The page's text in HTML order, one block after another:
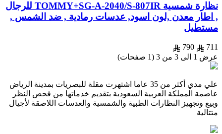
نظارة شمسية TOMMY+SG-A-2040/S-807IR للرجال
, اطار معدن ,لون اسود, عدسات رمادية , ضد الشمس ,
مستطيل
711
790
عرض 1 الى 3 من 3 (1 صفحات)
علي مدي أكثر من 35 عاما اشتهرت مقلة للبصريات بمدينة الرياض
عاصمة المملكة العربية السعودية بتقديم خدماتها من فحص النظر
وبيع وتجهيز النظارات الطبية والشمسية والعدسات اللاصقة لأجيال
متتالية